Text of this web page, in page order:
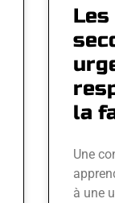
la
Une
à une